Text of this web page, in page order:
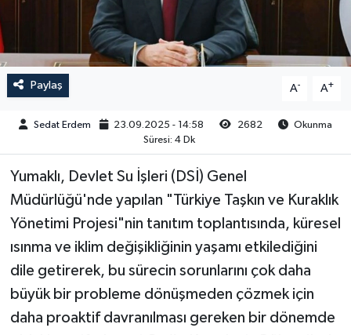
Paylaş A- A+
Sedat Erdem 23.09.2025 - 14:58 2682
Okunma
Süresi: 4 Dk
Yumaklı, Devlet Su İşleri (DSİ) Genel
Müdürlüğü'nde yapılan "Türkiye Taşkın ve Kuraklık
Yönetimi Projesi"nin tanıtım toplantısında, küresel
ısınma ve iklim değişikliğinin yaşamı etkilediğini
dile getirerek, bu sürecin sorunlarını çok daha
büyük bir probleme dönüşmeden çözmek için
daha proaktif davranılması gereken bir dönemde